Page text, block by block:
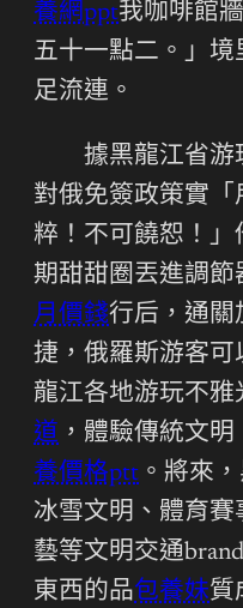
養網ppt我咖啡館
五十一點二。」
足流連。
據黑龍江省游
對俄免簽政策實
粹！不可饒恕！
期甜甜圈丟進調節
月價錢行后，通關
捷，俄羅斯游客可
龍江各地游玩不雅
道 ，體驗傳統文
養價格ptt 。將來
冰雪文明、體育
藝等文明交通
東西的品包養妹質